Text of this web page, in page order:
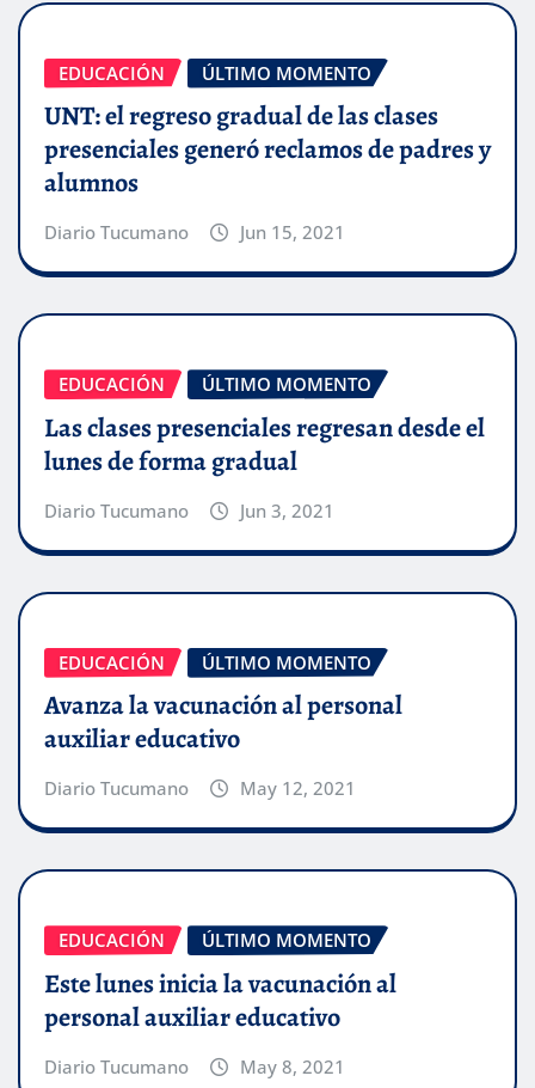
EDUCACIÓN ÚLTIMO MOMENTO
UNT: el regreso gradual de las clases
presenciales generó reclamos de padres y
alumnos
Diario Tucumano Jun 15, 2021
EDUCACIÓN ÚLTIMO MOMENTO
Las clases presenciales regresan desde el
lunes de forma gradual
Diario Tucumano Jun 3, 2021
EDUCACIÓN ÚLTIMO MOMENTO
Avanza la vacunación al personal
auxiliar educativo
Diario Tucumano May 12, 2021
EDUCACIÓN ÚLTIMO MOMENTO
Este lunes inicia la vacunación al
personal auxiliar educativo
Diario Tucumano May 8, 2021